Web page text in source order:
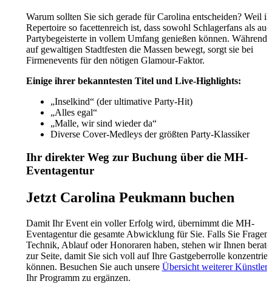
Warum sollten Sie sich gerade für Carolina entscheiden? Weil
Repertoire so facettenreich ist, dass sowohl Schlagerfans als
Partybegeisterte in vollem Umfang genießen können. Während
auf gewaltigen Stadtfesten die Massen bewegt, sorgt sie bei
Firmenevents für den nötigen Glamour-Faktor.
Einige ihrer bekanntesten Titel und Live-Highlights:
„Inselkind“ (der ultimative Party-Hit)
„Alles egal“
„Malle, wir sind wieder da“
Diverse Cover-Medleys der größten Party-Klassiker
Ihr direkter Weg zur Buchung über die MH-
Eventagentur
Jetzt Carolina Peukmann buchen
Damit Ihr Event ein voller Erfolg wird, übernimmt die MH-
Eventagentur die gesamte Abwicklung für Sie. Falls Sie Fragen
Technik, Ablauf oder Honoraren haben, stehen wir Ihnen
zur Seite, damit Sie sich voll auf Ihre Gastgeberrolle
können. Besuchen Sie auch unsere Übersicht weiterer Künstler,
Ihr Programm zu ergänzen.